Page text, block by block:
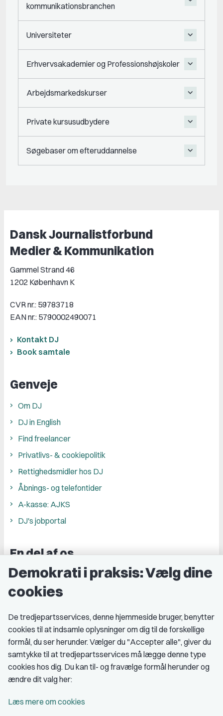
kommunikationsbranchen
Universiteter
Erhvervsakademier og Professionshøjskoler
Arbejdsmarkedskurser
Private kursusudbydere
Søgebaser om efteruddannelse
Dansk Journalistforbund
Medier & Kommunikation
Gammel Strand 46
1202 København K
CVR nr.: 59783718
EAN nr.: 5790002490071
Kontakt DJ
Book samtale
Genveje
Om DJ
DJ in English
Find freelancer
Privatlivs- & cookiepolitik
Rettighedsmidler hos DJ
Åbnings- og telefontider
A-kasse: AJKS
DJ's jobportal
En del af os
Grupper og kredse
Studenterorganisationer
Medlemskab
Fordele som medlem
Kontingent
Demokrati i praksis: Vælg dine
cookies
De tredjepartsservices, denne hjemmeside bruger, benytter
cookies til at indsamle oplysninger om dig til de forskellige
formål, du ser herunder. Vælger du "Accepter alle", giver du
samtykke til at tredjepartsservices må lægge denne type
cookies hos dig. Du kan til- og fravælge formål herunder og
ændre dit valg her:
Læs mere om cookies